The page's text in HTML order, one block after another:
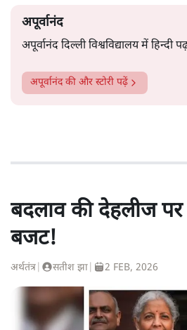
अपूर्वानंद
अपूर्वानंद दिल्ली विश्वविद्यालय में हिन्दी
अपूर्वानंदकी और स्टोरी पढ़ें
बदलाव की देहलीज
बजट!
अर्थतंत्र सतीश झा 2 FEB, 2026